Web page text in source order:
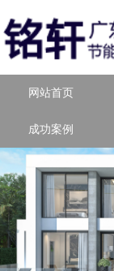
网站首页
成功案例